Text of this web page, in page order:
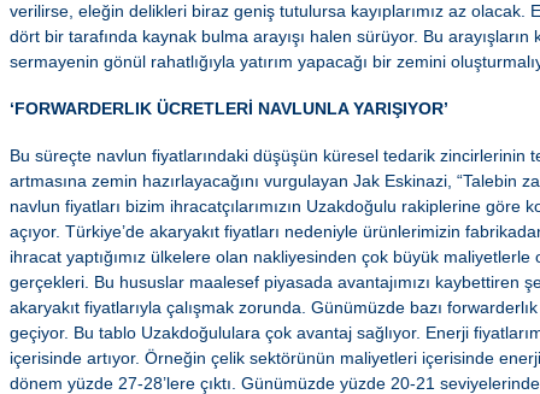
verilirse, eleğin delikleri biraz geniş tutulursa kayıplarımız az olacak.
dört bir tarafında kaynak bulma arayışı halen sürüyor. Bu arayışların
sermayenin gönül rahatlığıyla yatırım yapacağı bir zemini
‘FORWARDERLIK ÜCRETLERİ NAVLUNLA YARIŞIYOR’
Bu süreçte navlun fiyatlarındaki düşüşün küresel tedarik zincirlerinin
artmasına zemin hazırlayacağını vurgulayan Jak Eskinazi, “Talebin
navlun fiyatları bizim ihracatçılarımızın Uzakdoğulu rakiplerine göre
açıyor. Türkiye’de akaryakıt fiyatları nedeniyle ürünlerimizin
ihracat yaptığımız ülkelere olan nakliyesinden çok büyük
gerçekleri. Bu hususlar maalesef piyasada avantajımızı kaybettiren
akaryakıt fiyatlarıyla çalışmak zorunda. Günümüzde bazı
geçiyor. Bu tablo Uzakdoğululara çok avantaj sağlıyor. Enerji
içerisinde artıyor. Örneğin çelik sektörünün maliyetleri içerisinde
dönem yüzde 27-28’lere çıktı. Günümüzde yüzde 20-21